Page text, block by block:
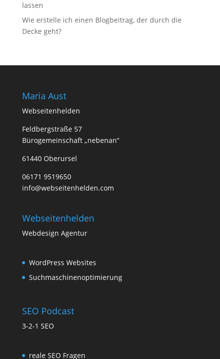
lassen
Wie erstelle ich einen Blogbeitrag, der durch die
Decke geht?
Maria Aust
Webseitenhelden
Feldbergstraße 57
Bürogemeinschaft „nebenan“
61440 Oberursel
06171 9519650
info@webseitenhelden.com
Webseitenhelden
Webdesign Agentur
WordPress Websites
Suchmaschinenoptimierung
SEO Podcast
3-2-1 SEO
reale SEO Fragen